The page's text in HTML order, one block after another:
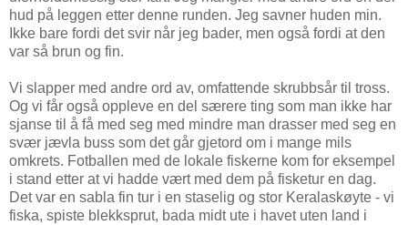
hud på leggen etter denne runden. Jeg savner huden min.
Ikke bare fordi det svir når jeg bader, men også fordi at den
var så brun og fin.
Vi slapper med andre ord av, omfattende skrubbsår til tross.
Og vi får også oppleve en del særere ting som man ikke har
sjanse til å få med seg med mindre man drasser med seg en
svær jævla buss som det går gjetord om i mange mils
omkrets. Fotballen med de lokale fiskerne kom for eksempel
i stand etter at vi hadde vært med dem på fisketur en dag.
Det var en sabla fin tur i en staselig og stor Keralaskøyte - vi
fiska, spiste blekksprut, bada midt ute i havet uten land i